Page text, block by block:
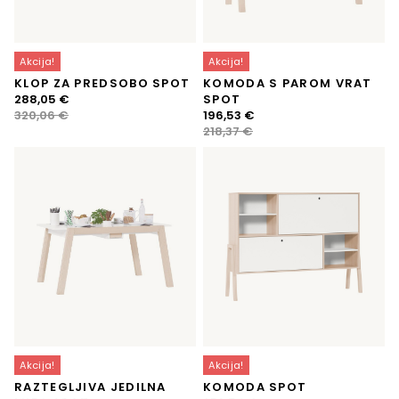
Akcija!
KLOP ZA PREDSOBO SPOT
320,06€
Izvirna
cena
288,05 €
Trenutna
cena
Akcija!
KOMODA S PAROM VRAT
SPOT
218,37€
Izvirna
cena
196,53 €
Trenutna
cena
Akcija!
RAZTEGLJIVA JEDILNA
Akcija!
KOMODA SPOT